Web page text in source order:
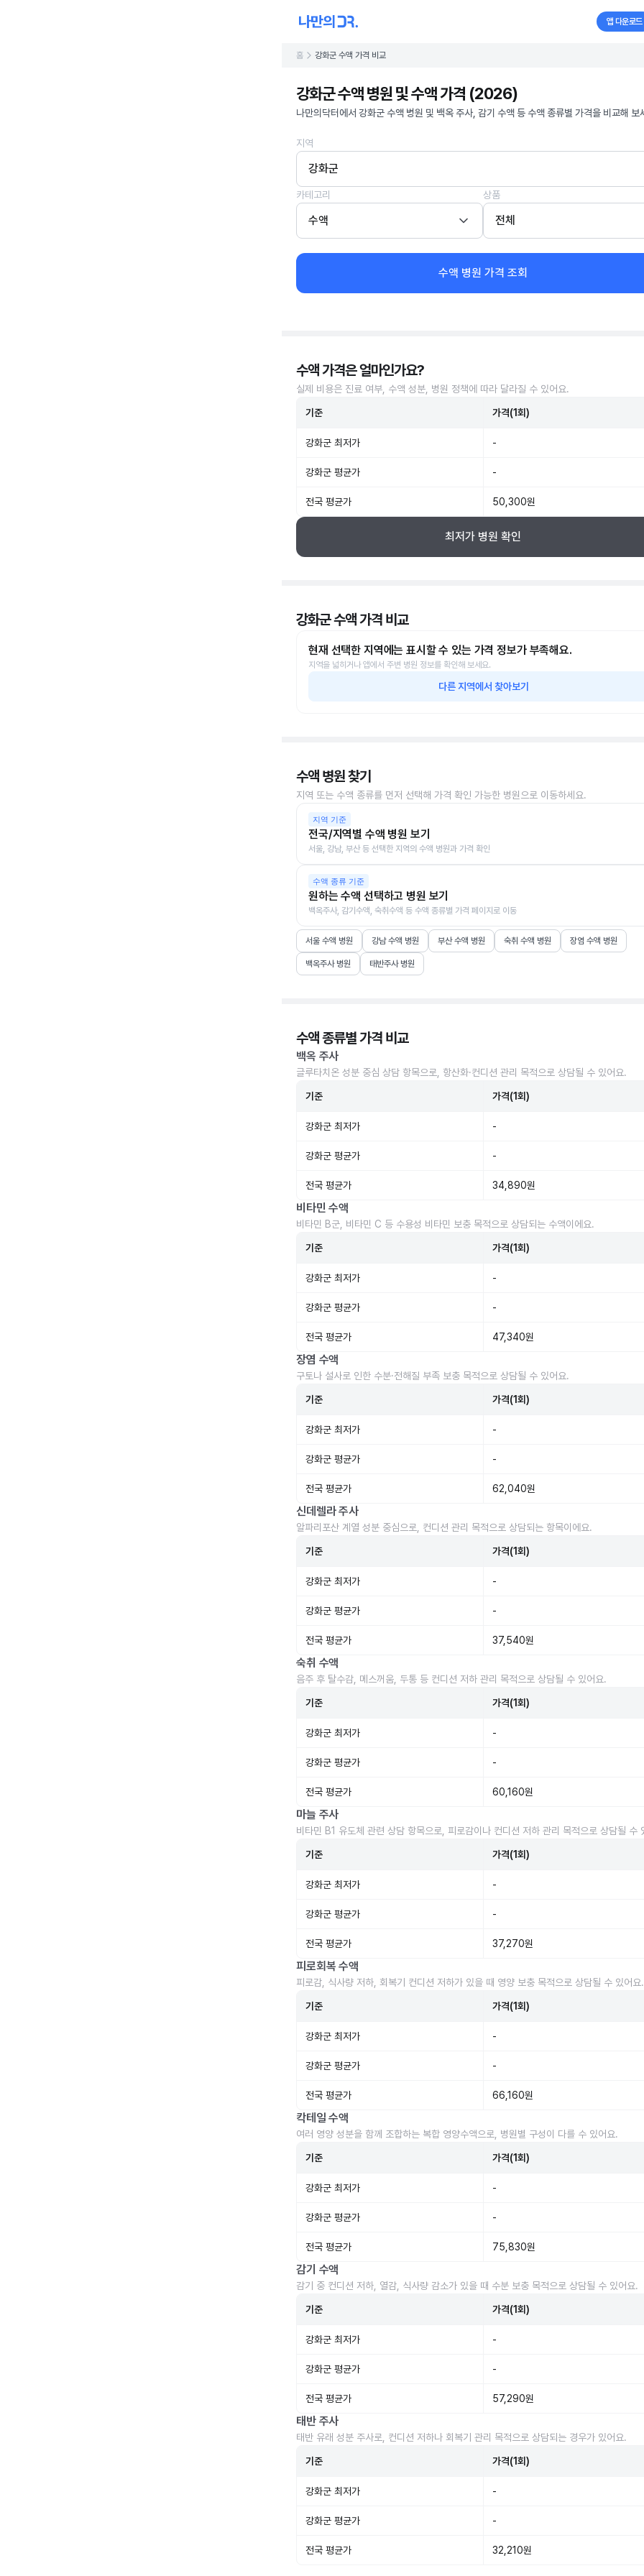
앱 다운로드
홈 강화군 수액 가격 비교
강화군 수액 병원 및 수액 가격 (2026)
나만의닥터에서 강화군 수액 병원 및 백옥 주사, 감기 수액 등 수액 종류별 가격을 비교해 보
지역
강화군
카테고리
수액
상품
전체
수액 병원 가격 조회
수액 가격은 얼마인가요?
실제 비용은 진료 여부, 수액 성분, 병원 정책에 따라 달라질 수 있어요.
기준 가격(1회)
강화군 최저가 -
강화군 평균가 -
전국 평균가 50,300원
최저가 병원 확인
강화군 수액 가격 비교
현재 선택한 지역에는 표시할 수 있는 가격 정보가 부족해요.
지역을 넓히거나 앱에서 주변 병원 정보를 확인해 보세요.
다른 지역에서 찾아보기
수액 병원 찾기
지역 또는 수액 종류를 먼저 선택해 가격 확인 가능한 병원으로 이동하세요.
지역 기준
전국/지역별 수액 병원 보기
서울, 강남, 부산 등 선택한 지역의 수액 병원과 가격 확인
수액 종류 기준
원하는 수액 선택하고 병원 보기
백옥주사, 감기수액, 숙취수액 등 수액 종류별 가격 페이지로 이동
서울 수액 병원 강남 수액 병원 부산 수액 병원 숙취 수액 병원 장염 수액 병원
백옥주사 병원 태반주사 병원
수액 종류별 가격 비교
백옥 주사
글루타치온 성분 중심 상담 항목으로, 항산화·컨디션 관리 목적으로 상담될 수 있어요.
기준 가격(1회)
강화군 최저가 -
강화군 평균가 -
전국 평균가 34,890원
비타민 수액
비타민 B군, 비타민 C 등 수용성 비타민 보충 목적으로 상담되는 수액이에요.
기준 가격(1회)
강화군 최저가 -
강화군 평균가 -
전국 평균가 47,340원
장염 수액
구토나 설사로 인한 수분·전해질 부족 보충 목적으로 상담될 수 있어요.
기준 가격(1회)
강화군 최저가 -
강화군 평균가 -
전국 평균가 62,040원
신데렐라 주사
알파리포산 계열 성분 중심으로, 컨디션 관리 목적으로 상담되는 항목이에요.
기준 가격(1회)
강화군 최저가 -
강화군 평균가 -
전국 평균가 37,540원
숙취 수액
음주 후 탈수감, 메스꺼움, 두통 등 컨디션 저하 관리 목적으로 상담될 수 있어요.
기준 가격(1회)
강화군 최저가 -
강화군 평균가 -
전국 평균가 60,160원
마늘 주사
비타민 B1 유도체 관련 상담 항목으로, 피로감이나 컨디션 저하 관리 목적으로 상담될 수
기준 가격(1회)
강화군 최저가 -
강화군 평균가 -
전국 평균가 37,270원
피로회복 수액
피로감, 식사량 저하, 회복기 컨디션 저하가 있을 때 영양 보충 목적으로 상담될 수 있어요.
기준 가격(1회)
강화군 최저가 -
강화군 평균가 -
전국 평균가 66,160원
칵테일 수액
여러 영양 성분을 함께 조합하는 복합 영양수액으로, 병원별 구성이 다를 수 있어요.
기준 가격(1회)
강화군 최저가 -
강화군 평균가 -
전국 평균가 75,830원
감기 수액
감기 중 컨디션 저하, 열감, 식사량 감소가 있을 때 수분 보충 목적으로 상담될 수 있어요.
기준 가격(1회)
강화군 최저가 -
강화군 평균가 -
전국 평균가 57,290원
태반 주사
태반 유래 성분 주사로, 컨디션 저하나 회복기 관리 목적으로 상담되는 경우가 있어요.
기준 가격(1회)
강화군 최저가 -
강화군 평균가 -
전국 평균가 32,210원